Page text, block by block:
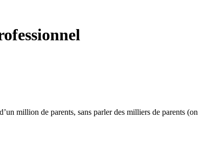
million de parents, sans parler des milliers de parents (on